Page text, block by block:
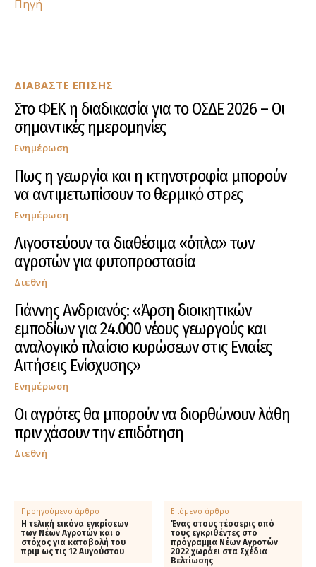
ΔΙΑΒΑΣΤΕ ΕΠΙΣΗΣ
Στο ΦΕΚ η διαδικασία για το ΟΣΔΕ 2026 – Οι
σημαντικές ημερομηνίες
Ενημέρωση
Πως η γεωργία και η κτηνοτροφία μπορούν
να αντιμετωπίσουν το θερμικό στρες
Ενημέρωση
Λιγοστεύουν τα διαθέσιμα «όπλα» των
αγροτών για φυτοπροστασία
Διεθνή
Γιάννης Ανδριανός: «Άρση διοικητικών
εμποδίων για 24.000 νέους γεωργούς και
αναλογικό πλαίσιο κυρώσεων στις Ενιαίες
Αιτήσεις Ενίσχυσης»
Ενημέρωση
Οι αγρότες θα μπορούν να διορθώνουν λάθη
πριν χάσουν την επιδότηση
Διεθνή
Πηγή
Προηγούμενο άρθρο
Η τελική εικόνα εγκρίσεων
των Νέων Αγροτών και ο
στόχος για καταβολή του
πριμ ως τις 12 Αυγούστου
Επόμενο άρθρο
Ένας στους τέσσερις από
τους εγκριθέντες στο
πρόγραμμα Νέων Αγροτών
2022 χωράει στα Σχέδια
Βελτίωσης